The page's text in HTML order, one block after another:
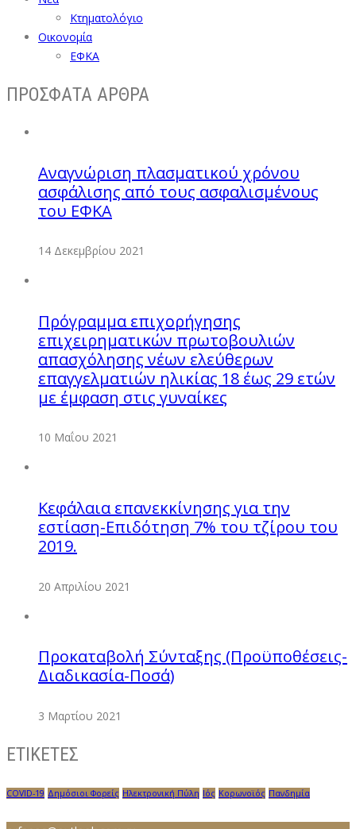
Κτηματολόγιο
Οικονομία
ΕΦΚΑ
ΠΡΟΣΦΑΤΑ ΑΡΘΡΑ
Αναγνώριση πλασματικού χρόνου
ασφάλισης από τους ασφαλισμένους
του ΕΦΚΑ
14 Δεκεμβρίου 2021
Πρόγραμμα επιχορήγησης
επιχειρηματικών πρωτοβουλιών
απασχόλησης νέων ελεύθερων
επαγγελματιών ηλικίας 18 έως 29 ετών
με έμφαση στις γυναίκες
10 Μαΐου 2021
Κεφάλαια επανεκκίνησης για την
εστίαση-Επιδότηση 7% του τζίρου του
2019.
20 Απριλίου 2021
Προκαταβολή Σύνταξης (Προϋποθέσεις-
Διαδικασία-Ποσά)
3 Μαρτίου 2021
ΕΤΙΚΕΤΕΣ
COVID-19 Δημόσιοι Φορείς Ηλεκτρονική Πύλη Ιός Κορωνοϊός Πανδημία